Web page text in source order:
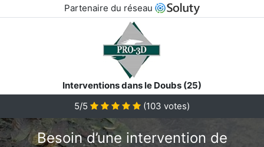
Partenaire du réseau
Interventions dans le Doubs (25)
5/5
(103 votes)
Besoin d’une intervention de